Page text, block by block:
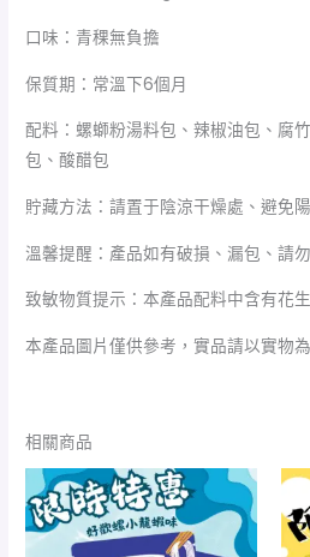
口味：青稞無負擔
保質期：常溫下6個月
配料：螺螄粉湯料包、辣椒油包、腐
包、酸醋包
貯藏方法：請置于陰涼干燥處、避免
溫馨提醒：產品如有破損、漏包、請
致敏物質提示：本產品配料中含有花
本產品圖片僅供參考，實品請以實物
相關商品